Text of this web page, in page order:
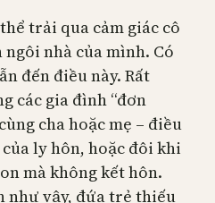
trải qua cảm giác cô
nhà của mình. Có
đến điều này. Rất
các gia đình “đơn
cha hoặc mẹ – điều
ly hôn, hoặc đôi khi
mà không kết hôn.
như vậy, đứa trẻ thiếu